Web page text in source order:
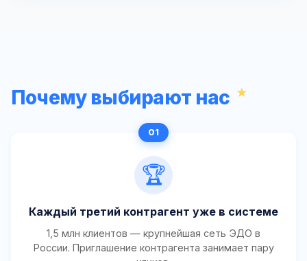
Почему выбирают нас
🏆
Каждый третий контрагент уже в системе
1,5 млн клиентов — крупнейшая сеть ЭДО в
России. Приглашение контрагента занимает пару